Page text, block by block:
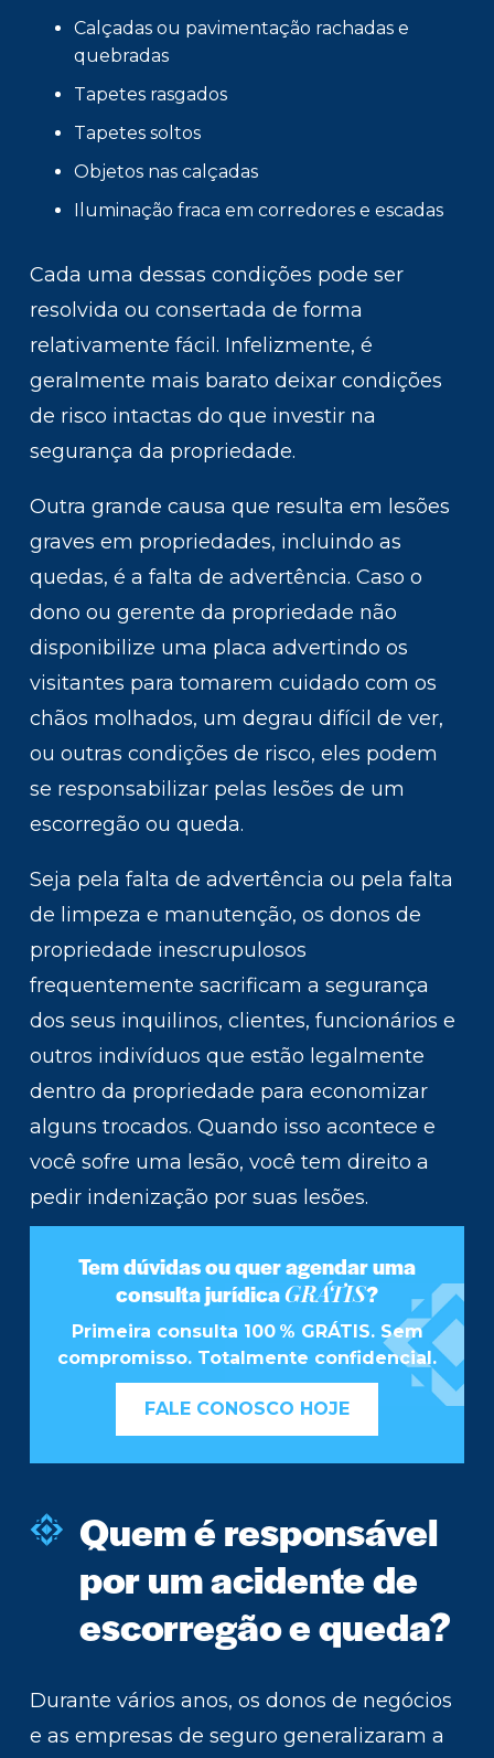
Calçadas ou pavimentação rachadas e
quebradas
Tapetes rasgados
Tapetes soltos
Objetos nas calçadas
Iluminação fraca em corredores e escadas
Cada uma dessas condições pode ser
resolvida ou consertada de forma
relativamente fácil. Infelizmente, é
geralmente mais barato deixar condições
de risco intactas do que investir na
segurança da propriedade.
Outra grande causa que resulta em lesões
graves em propriedades, incluindo as
quedas, é a falta de advertência. Caso o
dono ou gerente da propriedade não
disponibilize uma placa advertindo os
visitantes para tomarem cuidado com os
chãos molhados, um degrau difícil de ver,
ou outras condições de risco, eles podem
se responsabilizar pelas lesões de um
escorregão ou queda.
Seja pela falta de advertência ou pela falta
de limpeza e manutenção, os donos de
propriedade inescrupulosos
frequentemente sacrificam a segurança
dos seus inquilinos, clientes, funcionários e
outros indivíduos que estão legalmente
dentro da propriedade para economizar
alguns trocados. Quando isso acontece e
você sofre uma lesão, você tem direito a
pedir indenização por suas lesões.
Tem dúvidas ou quer agendar uma
consulta jurídicaGRÁTIS?
Primeira consulta 100 % GRÁTIS. Sem
compromisso. Totalmente confidencial.
FALE CONOSCO HOJE
Quem é responsável
por um acidente de
escorregão e queda?
Durante vários anos, os donos de negócios
e as empresas de seguro generalizaram a